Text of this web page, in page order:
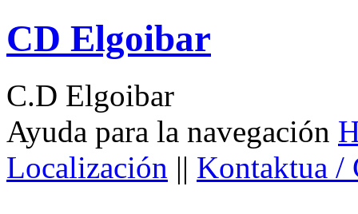
CD Elgoibar
C.D Elgoibar
Ayuda para la navegación
Localización || Kontaktua /